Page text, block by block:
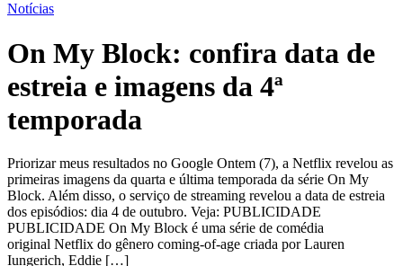
Notícias
On My Block: confira data de
estreia e imagens da 4ª
temporada
Priorizar meus resultados no Google Ontem (7), a Netflix revelou as
primeiras imagens da quarta e última temporada da série On My
Block. Além disso, o serviço de streaming revelou a data de estreia
dos episódios: dia 4 de outubro. Veja: PUBLICIDADE
PUBLICIDADE On My Block é uma série de comédia
original Netflix do gênero coming-of-age criada por Lauren
Iungerich, Eddie […]